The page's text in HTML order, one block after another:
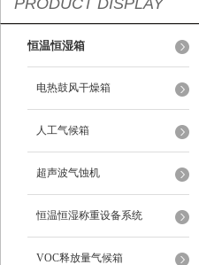
PRODUCT DISPLAY
恒温恒湿箱
电热鼓风干燥箱
人工气候箱
超声波气蚀机
恒温恒湿称重设备系统
VOC释放量气候箱